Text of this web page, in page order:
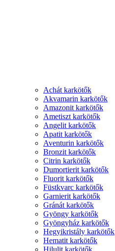
Achát karkötők
Akvamarin karkötők
Amazonit karkötők
Ametiszt karkötők
Angelit karkötők
Apatit karkötők
Aventurin karkötők
Bronzit karkötők
Citrin karkötők
Dumortierit karkötők
Fluorit karkötők
Füstkvarc karkötők
Garnierit karkötők
Gránát karkötők
Gyöngy karkötők
Gyöngyház karkötők
Hegyikristály karkötők
Hematit karkötők
Hilulit karkötők